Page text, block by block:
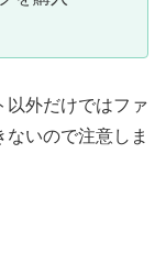
以外だけではファ
いので注意しま